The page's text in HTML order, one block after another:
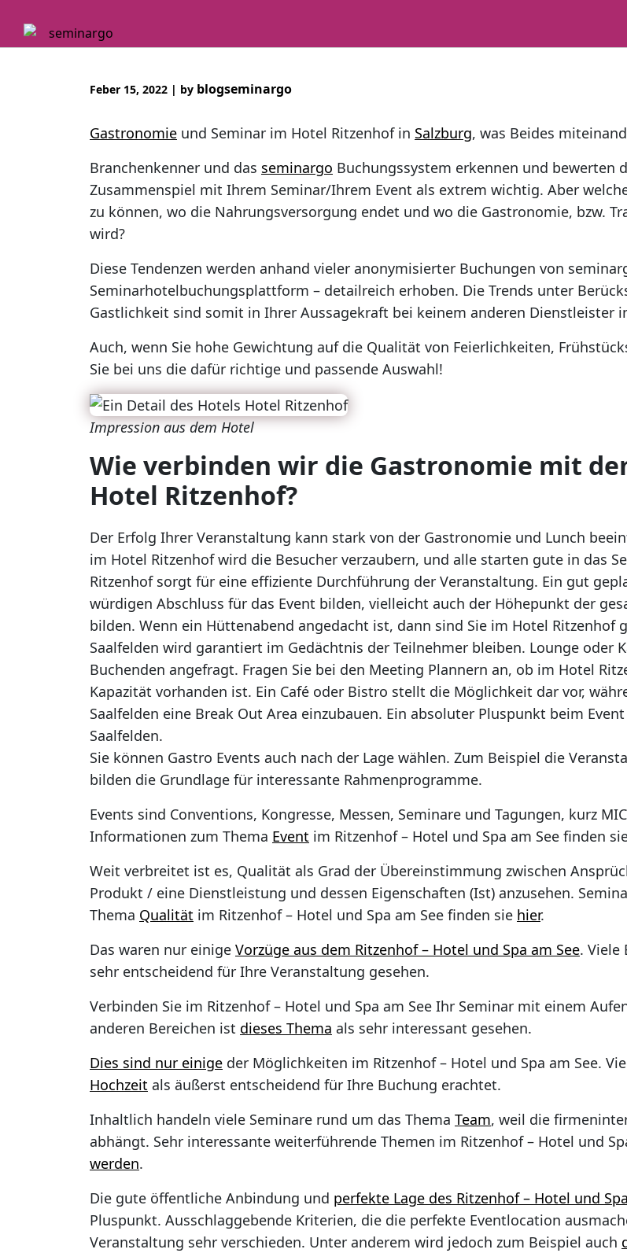
content
Feber 15, 2022 | by blogseminargo
Gastronomie und Seminar im Hotel Ritzenhof in Salzburg, was Beides
Branchenkenner und das seminargo Buchungssystem erkennen und bewerten
Zusammenspiel mit Ihrem Seminar/Ihrem Event als extrem wichtig. Aber
zu können, wo die Nahrungsversorgung endet und wo die Gastronomie, bzw.
wird?
Diese Tendenzen werden anhand vieler anonymisierter Buchungen von
Seminarhotelbuchungsplattform – detailreich erhoben. Die Trends unter
Gastlichkeit sind somit in Ihrer Aussagekraft bei keinem anderen Dienstleister
Auch, wenn Sie hohe Gewichtung auf die Qualität von Feierlichkeiten,
Sie bei uns die dafür richtige und passende Auswahl!
Impression aus dem Hotel
Wie verbinden wir die Gastronomie mit
Hotel Ritzenhof?
Der Erfolg Ihrer Veranstaltung kann stark von der Gastronomie und Lunch
im Hotel Ritzenhof wird die Besucher verzaubern, und alle starten gute in das
Ritzenhof sorgt für eine effiziente Durchführung der Veranstaltung. Ein gut
würdigen Abschluss für das Event bilden, vielleicht auch der Höhepunkt der
bilden. Wenn ein Hüttenabend angedacht ist, dann sind Sie im Hotel Ritzenhof
Saalfelden wird garantiert im Gedächtnis der Teilnehmer bleiben. Lounge oder
Buchenden angefragt. Fragen Sie bei den Meeting Plannern an, ob im Hotel
Kapazität vorhanden ist. Ein Café oder Bistro stellt die Möglichkeit dar vor,
Saalfelden eine Break Out Area einzubauen. Ein absoluter Pluspunkt beim
Saalfelden.
Sie können Gastro Events auch nach der Lage wählen. Zum Beispiel die
bilden die Grundlage für interessante Rahmenprogramme.
Events sind Conventions, Kongresse, Messen, Seminare und Tagungen, kurz
Informationen zum Thema Event im Ritzenhof – Hotel und Spa am See finden
Weit verbreitet ist es, Qualität als Grad der Übereinstimmung zwischen
Produkt / eine Dienstleistung und dessen Eigenschaften (Ist) anzusehen.
Thema Qualität im Ritzenhof – Hotel und Spa am See finden sie hier.
Das waren nur einige Vorzüge aus dem Ritzenhof – Hotel und Spa am See. Viele
sehr entscheidend für Ihre Veranstaltung gesehen.
Verbinden Sie im Ritzenhof – Hotel und Spa am See Ihr Seminar mit einem
anderen Bereichen ist dieses Thema als sehr interessant gesehen.
Dies sind nur einige der Möglichkeiten im Ritzenhof – Hotel und Spa am See.
Hochzeit als äußerst entscheidend für Ihre Buchung erachtet.
Inhaltlich handeln viele Seminare rund um das Thema Team, weil die
abhängt. Sehr interessante weiterführende Themen im Ritzenhof – Hotel und
werden.
Die gute öffentliche Anbindung und perfekte Lage des Ritzenhof – Hotel und
Pluspunkt. Ausschlaggebende Kriterien, die die perfekte Eventlocation
Veranstaltung sehr verschieden. Unter anderem wird jedoch zum Beispiel auch